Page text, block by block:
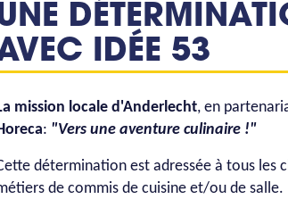
IDÉE 53
mission locale d'Anderlecht, en
: "Vers une aventure culinaire !"
détermination est adressée à tous les
de commis de cuisine et/ou de salle.